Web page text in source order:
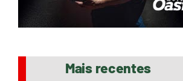
Mais recentes